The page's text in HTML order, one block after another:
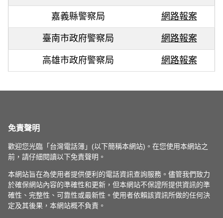
嘉義縣警察局 網路報案
臺南市政府警察局 網路報案
高雄市政府警察局 網路報案
免責聲明
歡迎您光臨「台灣電話簿」(以下簡稱本網站)。在您使用本網站之
前，請仔細閱讀以下免責聲明。
本網站旨在為使用者提供便利的電話資訊查詢服務。儘管我們致力
於確保網站內容的準確性和更新，但本網站不保證所提供資訊的準
確性、完整性、可靠性或最新性。使用者依賴該資訊所做的任何決
定及其後果，本網站概不負責。